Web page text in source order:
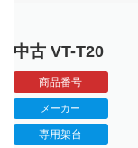
中古 VT-T20
商品番号
メーカー
専用架台